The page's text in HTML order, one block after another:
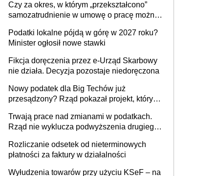
budynków i lokali związanych z
prowadzeniem działalności gospodarczej
Czy za okres, w którym „przekształcono”
samozatrudnienie w umowę o pracę można
umowy cywilnoprawnej jedynym
racjonalnym wyjściem
Podatki lokalne pójdą w górę w 2027 roku?
Minister ogłosił nowe stawki
Fikcja doręczenia przez e-Urząd Skarbowy
nie działa. Decyzja pozostaje niedoręczona
Nowy podatek dla Big Techów już
przesądzony? Rząd pokazał projekt, który
Trwają prace nad zmianami w podatkach.
Rząd nie wyklucza podwyższenia drugiego
Rozliczanie odsetek od nieterminowych
płatności za faktury w działalności
Wyłudzenia towarów przy użyciu KSeF – na